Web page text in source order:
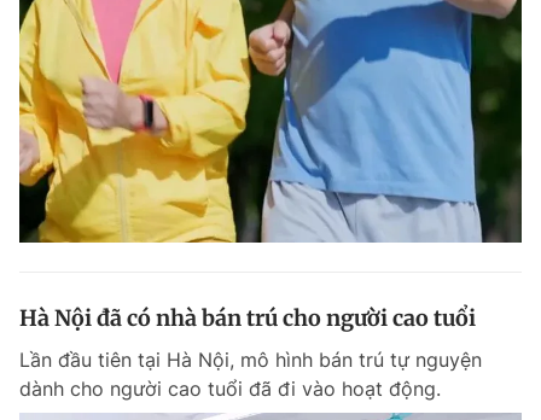
Hà Nội đã có nhà bán trú cho người cao tuổi
Lần đầu tiên tại Hà Nội, mô hình bán trú tự nguyện
dành cho người cao tuổi đã đi vào hoạt động.